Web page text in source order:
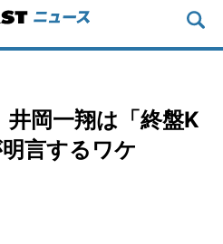
岡一翔は「終盤K
言するワケ